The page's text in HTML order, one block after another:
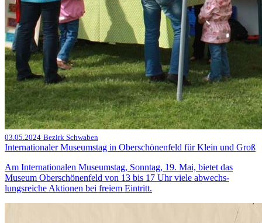
03.05.2024 Bezirk Schwaben
Internationaler Museumstag in Oberschönenfeld für Klein und Groß
Am Internationalen Museumstag, Sonntag, 19. Mai, bietet das
Museum Oberschönenfeld von 13 bis 17 Uhr viele abwechs-
lungsreiche Aktionen bei freiem Eintritt.